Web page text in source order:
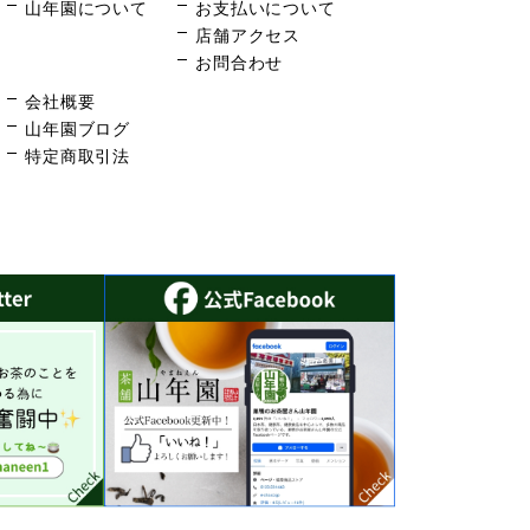
山年園について
お支払いについて
店舗アクセス
お問合わせ
会社概要
山年園ブログ
特定商取引法